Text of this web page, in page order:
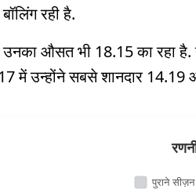
रही है.
उनका औसत भी 18.15 का रहा
में उन्होंने सबसे शानदार
पुराने